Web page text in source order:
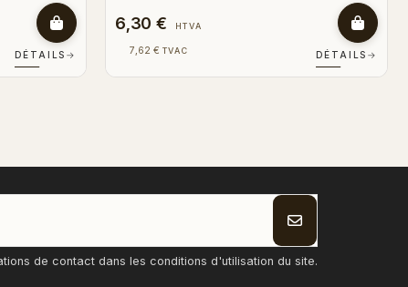
DÉTAILS →
3,50 € HTVA
4,24 € TVAC DÉTAILS →
de contact dans les conditions d'utilisation du site.